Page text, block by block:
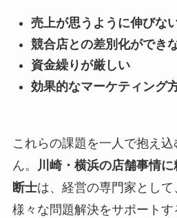
売上が思うように伸びな
競合店との差別化ができ
資金繰りが厳しい
効果的なマーケティング
これらの課題を一人で抱え
ん。
川崎・横浜の店舗事情
断士は、経営の専門家とし
様々な問題解決をサポート